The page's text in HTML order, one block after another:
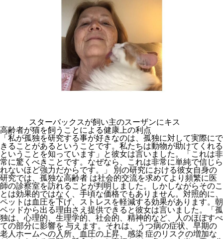
スターバックスが飼い主のスーザンにキス
高齢者が猫を飼うことによる健康上の利点
「私が孤独を研究する事が好きなのは、孤独に対して実際にで
きることがあるということです。私たちは動物が助けてくれる
ということを知っています」と彼女は言いました。「これは非
常に驚くべきことです。なぜなら、これは非常に単純で信じら
れないほど強力だからです。」 別の研究における彼女自身の
研究では、孤独な高齢者 は社会的交流を求めてより頻繁に医
師の診察室を訪れることが判明しました。しかしながらそのこ
とは効果的ではなく、手頃な価格でもありません。対照的に、
ペットは血圧を下げ、ストレスを軽減する効果があります。朝
ベッドから出る理由さえ提供できると彼女は言いました。「孤
独は、心理的、生理学的、社会的、精神的など、人のほぼすべ
ての部分に影響を 与えます。それは、うつ病の症状、早期の
老人ホームへの入所、血圧の上昇、感染 症のリスクの増加な